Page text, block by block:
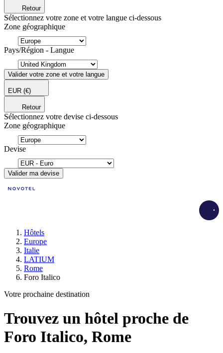
Retour
Sélectionnez votre zone et votre langue ci-dessous
Zone géographique
Pays/Région - Langue
Valider votre zone et votre langue
EUR (€)
Retour
Sélectionnez votre devise ci-dessous
Zone géographique
Devise
Valider ma devise
Hôtels
Europe
Italie
LATIUM
Rome
Foro Italico
Votre prochaine destination
Trouvez un hôtel proche de
Foro Italico, Rome